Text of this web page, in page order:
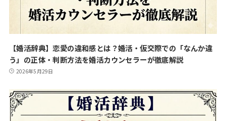
【婚活辞典】恋愛の違和感とは？婚活・仮交際での「なんか違
う」の正体・判断方法を婚活カウンセラーが徹底解説
2026年5月29日